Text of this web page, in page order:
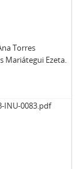
Torres
Mariátegui Ezeta.
INU-0083.pdf